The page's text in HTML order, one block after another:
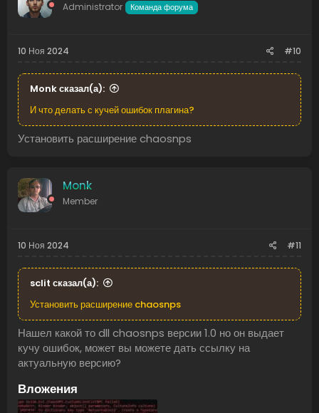
Administrator Команда форума
10 Ноя 2024 #10
Monk сказал(а):
И что делать с кучей ошибок плагина?
Установить расширение chaosnps
Monk
Member
10 Ноя 2024 #11
sclit сказал(а):
Установить расширение chaosnps
Нашел какой то dll chaosnps версии 1.0 но он выдает
кучу ошибок, может вы можете дать ссылку на
актуальную версию?
Вложения